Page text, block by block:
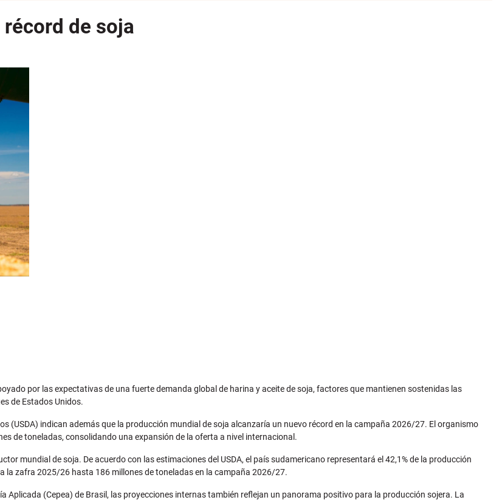
de soja
por las expectativas de una fuerte demanda global de harina y aceite de soja, factores que mantienen sostenidas las
de Estados Unidos.
(USDA) indican además que la producción mundial de soja alcanzaría un nuevo récord en la campaña 2026/27. El organismo
de toneladas, consolidando una expansión de la oferta a nivel internacional.
mundial de soja. De acuerdo con las estimaciones del USDA, el país sudamericano representará el 42,1% de la producción
la zafra 2025/26 hasta 186 millones de toneladas en la campaña 2026/27.
Aplicada (Cepea) de Brasil, las proyecciones internas también reflejan un panorama positivo para la producción sojera. La